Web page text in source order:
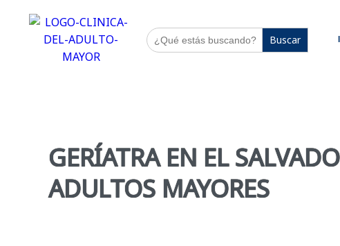
Buscar:
GERÍATRA EN EL
ADULTOS MAYORES